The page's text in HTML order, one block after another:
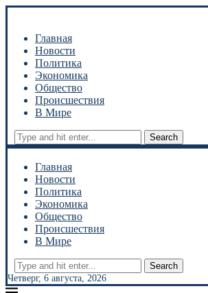
Главная
Новости
Политика
Экономика
Общество
Происшествия
В Мире
Search
Главная
Новости
Политика
Экономика
Общество
Происшествия
В Мире
Search
Четверг, 6 августа, 2026